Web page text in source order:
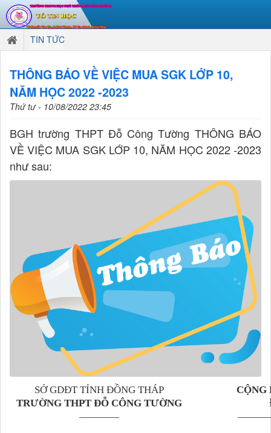
TIN TỨC
THÔNG BÁO VỀ VIỆC MUA SGK LỚP 10,
NĂM HỌC 2022 -2023
Thứ tư - 10/08/2022 23:45
BGH trường THPT Đỗ Công Tường THÔNG BÁO
VỀ VIỆC MUA SGK LỚP 10, NĂM HỌC 2022 -2023
như sau:
SỞ GDĐT TỈNH ĐỒNG THÁP
TRƯỜNG THPT ĐỖ CÔNG TƯỜNG
CỘNG